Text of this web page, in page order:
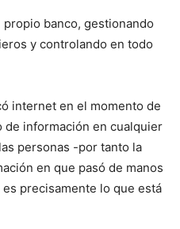
banco, gestionando
y controlando en todo
internet en el momento de
de información en cualquier
personas -por tanto la
en que pasó de manos
precisamente lo que está